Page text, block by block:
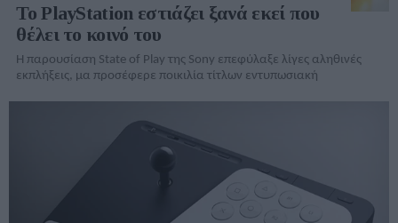
Το PlayStation εστιάζει ξανά εκεί που
θέλει το κοινό του
Η παρουσίαση State of Play της Sony επεφύλαξε λίγες αληθινές
εκπλήξεις, μα προσέφερε ποικιλία τίτλων εντυπωσιακή